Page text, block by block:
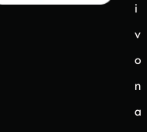
i
v
o
n
a